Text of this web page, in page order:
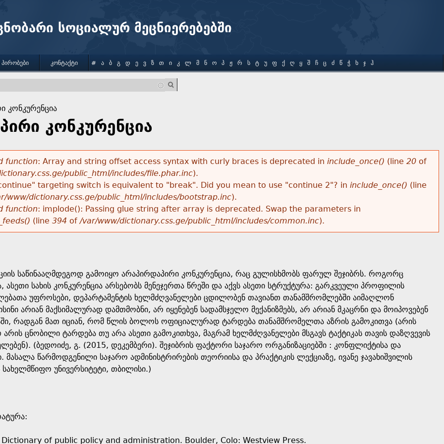
სოციალურ მეცნიერებებში
კონკურენცია
კონკურენცია
function: Array and string offset access syntax with curly braces is deprecated in include_once() (line 20of
public_html/includes/file.phar.inc).
targeting switch is equivalent to "break". Did you mean to use "continue 2"? in include_once() (line
www/dictionary.css.ge/public_html/includes/bootstrap.inc).
function: implode(): Passing glue string after array is deprecated. Swap the parameters in
(line 394 of/var/www/dictionary.css.ge/public_html/includes/common.inc).
საწინააღმდეგოდ გამოიყო არაპირდაპირი კონკურენცია, რაც გულისხმობს ფარულ შეჯიბრს. როგორც
ასეთი სახის კონკურენცია არსებობს მენეჯერთა წრეში და აქვს ასეთი სტრუქტურა: გარკვეული პროფილის
უფროსები, დეპარტამენტის ხელმძღვანელები ცდილობენ თავიანთ თანამშრომლებში აიმაღლონ
არიან მაქსიმალურად დამთმობნი, არ იყენებენ სადამსჯელო მექანიზმებს, არ არიან მკაცრნი და მოიპოვებენ
რადგან მათ იციან, რომ წლის ბოლოს ოფიციალურად ტარდება თანამშრომელთა აზრის გამოკითვა (არის
არის ცნობილი ტარდება თუ არა ასეთი გამოკითხვა, მაგრამ ხელმძღვანელები მსგავს ტაქტიკას თავის დაზღვევის
(ბედოიძე, გ. (2015, დეკემბერი). შეჯიბრის ფაქტორი საჯარო ორგანიზაციებში : კონფლიქტისა და
წარმოდგენილი საჯარო ადმინისტრირების თეორიისა და პრაქტიკის ლექციაზე, ივანე ჯავახიშვილის
უნივერსიტეტი, თბილისი.)
of public policy and administration. Boulder, Colo: Westview Press.
ᲞᲘᲠᲝᲑᲔᲑᲘ ᲙᲝᲜᲢᲐᲥᲢᲘ # Ა Ბ Გ Დ Ე Ვ Ზ Თ Ი Კ Ლ Მ Ნ Ო Პ Ჟ Რ Ს Ტ Უ Ფ Ქ Ღ Ყ Შ Ჩ Ც Ძ Წ Ჭ Ხ Ჯ Ჰ